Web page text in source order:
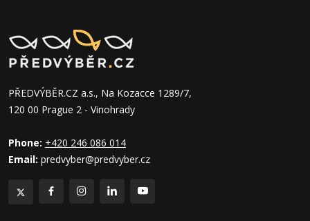
PŘEDVÝBĚR.CZ a.s., Na Kozacce 1289/7,
120 00 Prague 2 - Vinohrady
Phone: +420 246 086 014
Email: predvyber@predvyber.cz